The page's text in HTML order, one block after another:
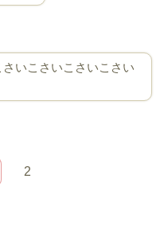
いこさいこさいこさい
2